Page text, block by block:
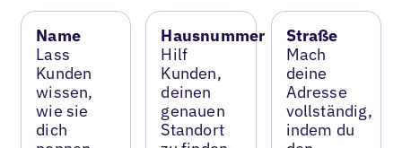
Name
Lass
Kunden
wissen,
wie sie
dich
Hausnummer
Hilf
Kunden,
deinen
genauen
Standort
Straße
Mach
deine
Adresse
vollständig,
indem du